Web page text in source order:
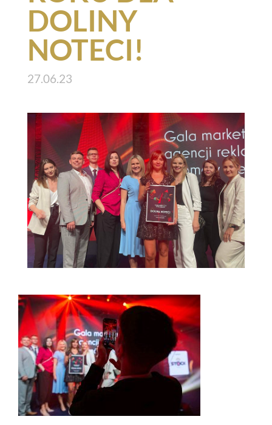
DOLINY
NOTECI!
27.06.23